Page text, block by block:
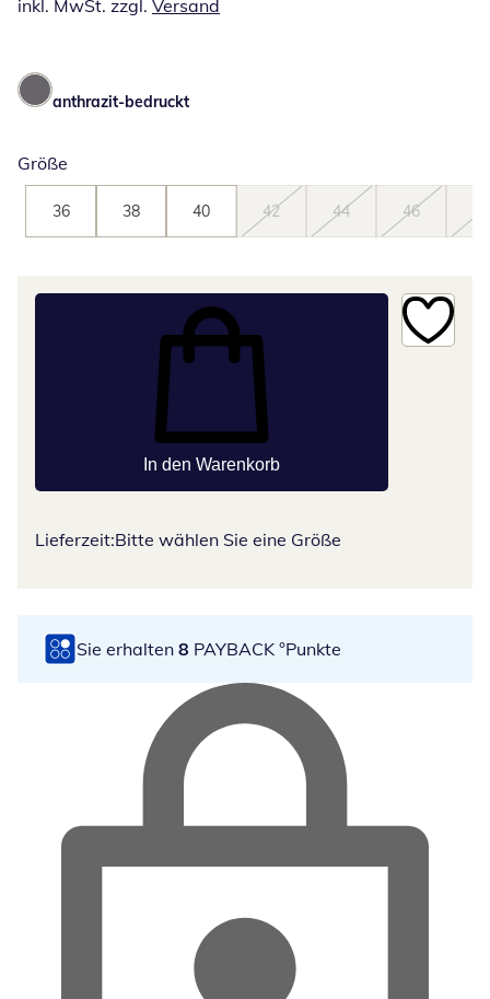
inkl. MwSt. zzgl. Versand
anthrazit-bedruckt
Größe
36 38 40 42 44 46
In den Warenkorb
Lieferzeit:Bitte wählen Sie eine Größe
Sie erhalten 8 PAYBACK °Punkte